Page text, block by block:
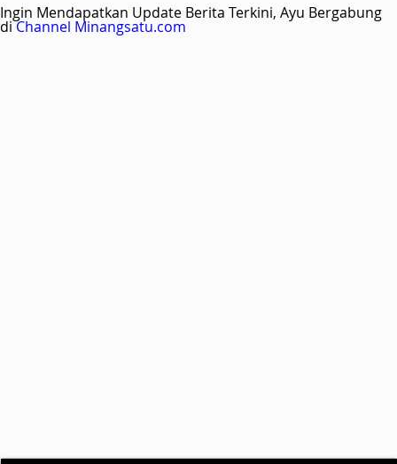
Ingin Mendapatkan Update Berita Terkini, Ayu Bergabung
diChannel Minangsatu.com